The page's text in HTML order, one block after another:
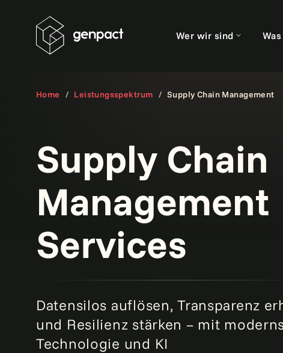
Wer wir sind
Home Leistungsspektrum Supply Chain Management
Supply Chain
Management
Services
Datensilos auflösen, Transparenz
und Resilienz stärken – mit
Technologie und KI